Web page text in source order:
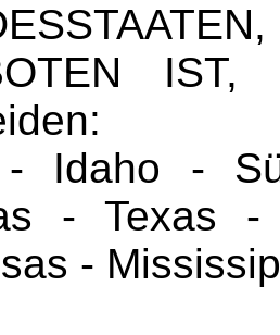
- Idaho -
- Texas
-